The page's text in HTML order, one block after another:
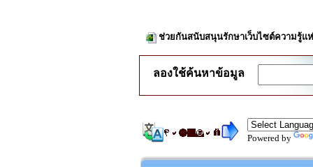
ช่วยกันสนับสนุนรักษาเว็บไซต์ความรู้แ
ลองใช้ค้นหาข้อมูล
Powered by